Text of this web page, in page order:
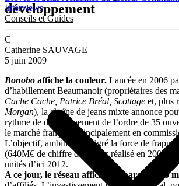
Interviews
Conseils et Guides
développement
C
Catherine SAUVAGE
5 juin 2009
Bonobo affiche la couleur. Lancée en 2006
d’habillement Beaumanoir (propriétaires des
Cache Cache, Patrice Bréal, Scottage et, plus
Morgan), la chaîne de jeans mixte annonce
rythme de développement de l’ordre de 35
le marché français, principalement en
L’objectif, ambitieux malgré la force de frappe
(640M€ de chiffre d’affaires réalisé en 2008),
unités d’ici 2012.
A ce jour, le réseau affiche un parc de 140